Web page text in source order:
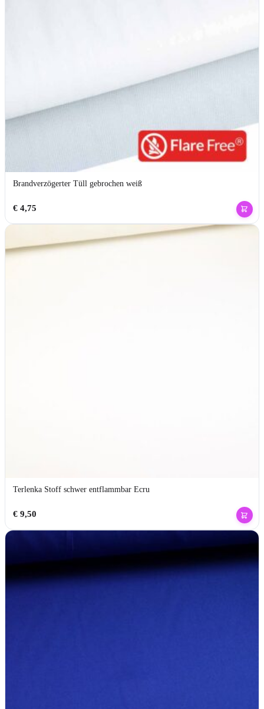
Brandverzögerter Tüll gebrochen weiß
€4,75
Terlenka Stoff schwer entflammbar Ecru
€9,50